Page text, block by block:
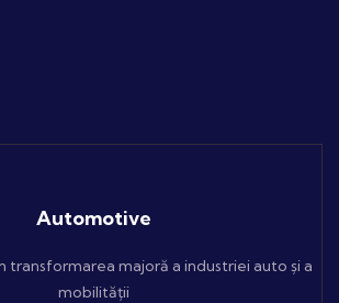
Automotive
transformarea majoră a industriei auto și a
mobilității